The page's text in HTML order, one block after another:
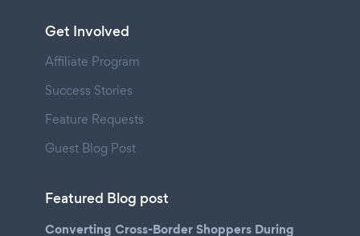
Get Involved
Affiliate Program
Success Stories
Feature Requests
Guest Blog Post
Featured Blog post
Converting Cross-Border Shoppers During